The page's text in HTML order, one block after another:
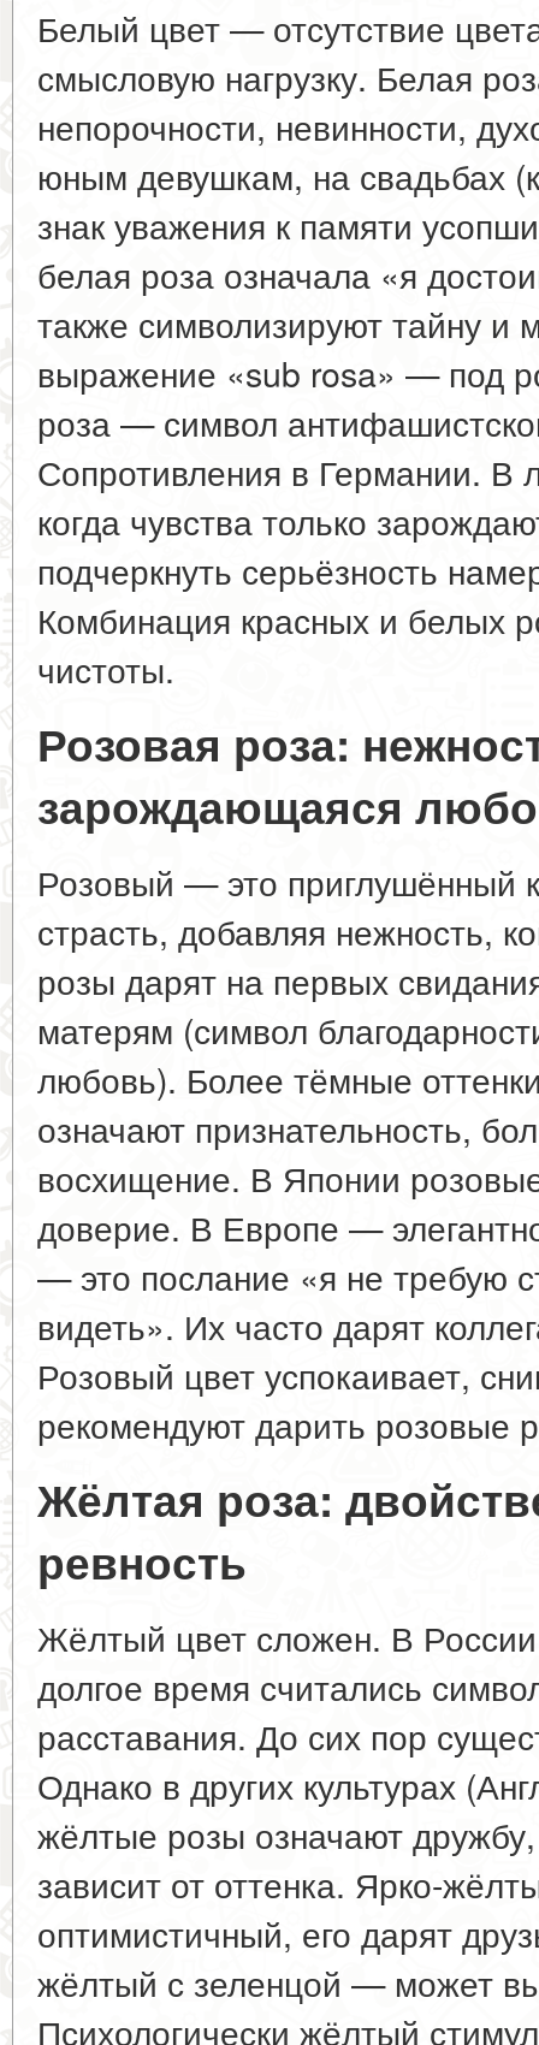
Белый цвет — отсутствие
смысловую нагрузку. Белая
непорочности, невинности,
юным девушкам, на свадьбах
знак уважения к памяти
белая роза означала «я
также символизируют тайну и
выражение «sub rosa» — под
роза — символ
Сопротивления в Германии. В
когда чувства только
подчеркнуть серьёзность
Комбинация красных и белых
чистоты.
Розовая роза:
зарождающаяся
Розовый — это приглушённый
страсть, добавляя нежность,
розы дарят на первых
матерям (символ
любовь). Более тёмные
означают признательность,
восхищение. В Японии
доверие. В Европе —
— это послание «я не требую
видеть». Их часто дарят
Розовый цвет успокаивает,
рекомендуют дарить
Жёлтая роза:
ревность
Жёлтый цвет сложен. В
долгое время считались
расставания. До сих пор
Однако в других культурах
жёлтые розы означают
зависит от оттенка. Ярко-
оптимистичный, его дарят
жёлтый с зеленцой — может
Психологически жёлтый